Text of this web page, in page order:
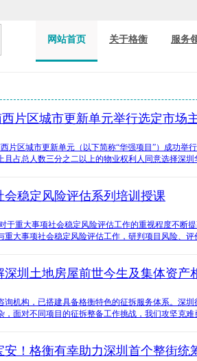
网站首页 关于格衡 服务
片区城市更新单元举行选定市场
片区城市更新单元（以下简称“华强项目”）成功举
且占总人数三分之二以上的物业权利人同意选择深圳
稳定风险评估系列培训授课
于重大事项社会稳定风险评估工作的重视程度不断
重大事项社会稳定风险评估工作，研判项目风险、评
圳土地房屋前世今生及集体资产
询机构，已搭建具备格衡特色的征拆服务体系。深
，面对不同项目的征拆整备工作挑战，我们攻坚克难
！格衡有幸助力深圳首个整街统